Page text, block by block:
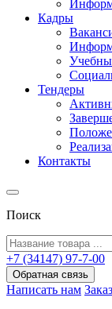
Кадры
Тендеры
Контакты
Поиск
+7 (34147) 97-7-00
Обратная связь
Написать нам